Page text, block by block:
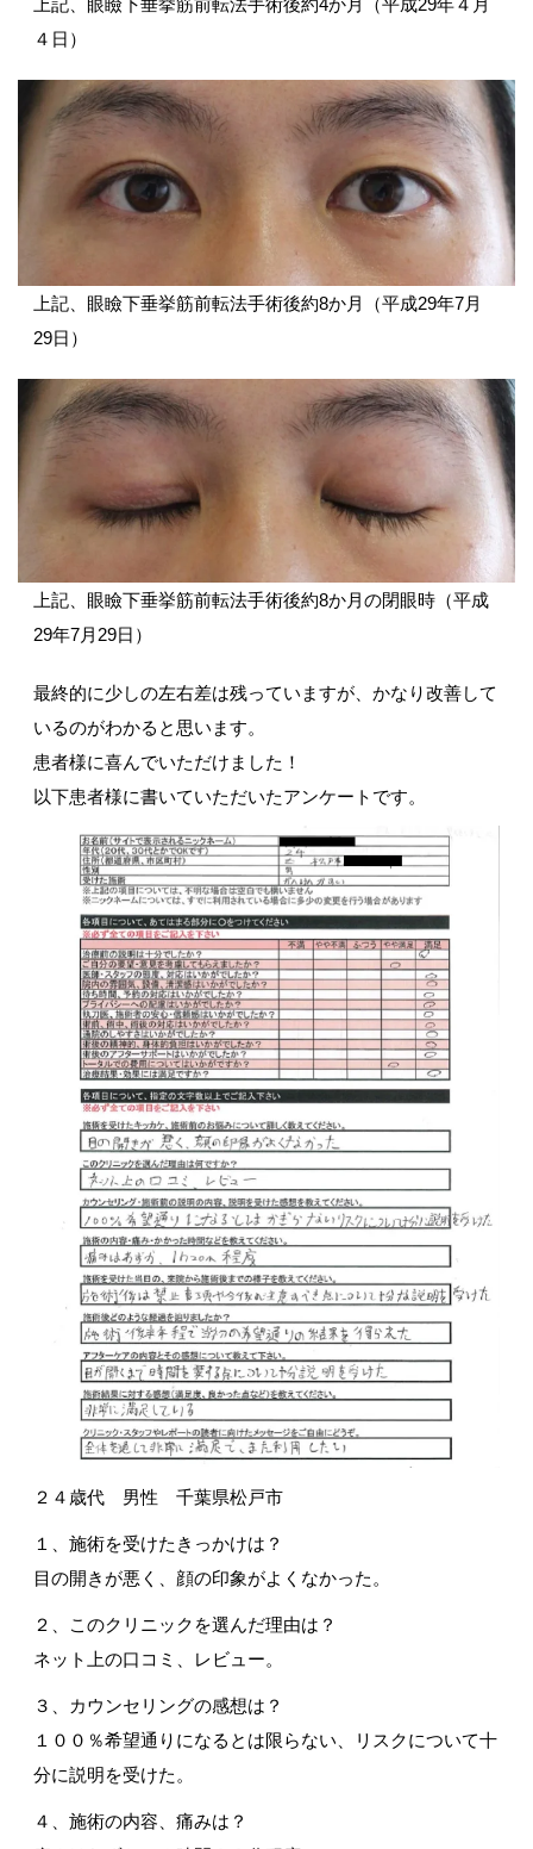
４日）
上記、眼瞼下垂挙筋前転法手術後約8か月（平成29年7月
29日）
上記、眼瞼下垂挙筋前転法手術後約8か月の閉眼時（平成
29年7月29日）
最終的に少しの左右差は残っていますが、かなり改善して
いるのがわかると思います。
患者様に喜んでいただけました！
以下患者様に書いていただいたアンケートです。
２４歳代 男性 千葉県松戸市
１、施術を受けたきっかけは？
目の開きが悪く、顔の印象がよくなかった。
２、このクリニックを選んだ理由は？
ネット上の口コミ、レビュー。
３、カウンセリングの感想は？
１００％希望通りになるとは限らない、リスクについて十
分に説明を受けた。
４、施術の内容、痛みは？